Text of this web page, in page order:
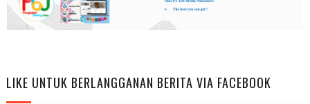
LIKE UNTUK BERLANGGANAN BERITA VIA FACEBOOK